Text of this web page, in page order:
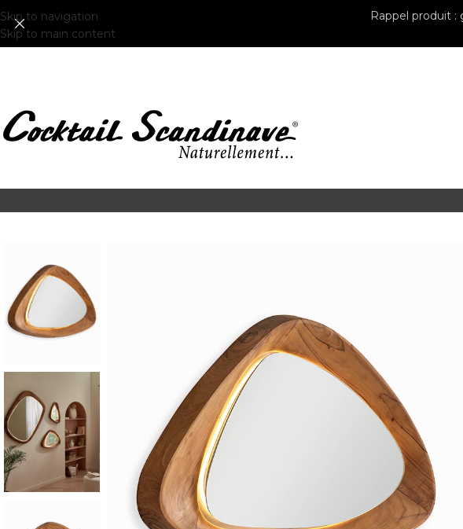
Skip to navigation
Skip to main content
Rappel produit :